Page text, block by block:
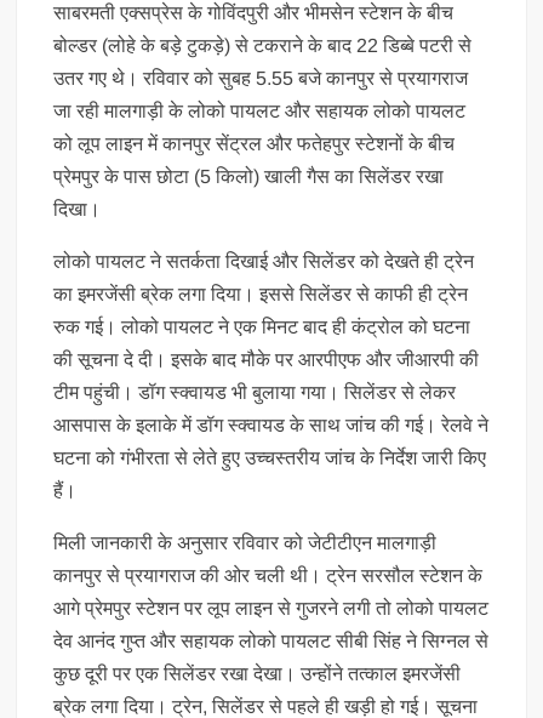
साबरमती एक्सप्रेस के गोविंदपुरी और भीमसेन स्टेशन के बीच
बोल्डर (लोहे के बड़े टुकड़े) से टकराने के बाद 22 डिब्‍बे पटरी से
उतर गए थे। रविवार को सुबह 5.55 बजे कानपुर से प्रयागराज
जा रही मालगाड़ी के लोको पायलट और सहायक लोको पायलट
को लूप लाइन में कानपुर सेंट्रल और फतेहपुर स्टेशनों के बीच
प्रेमपुर के पास छोटा (5 किलो) खाली गैस का सिलेंडर रखा
दिखा।
लोको पायलट ने सतर्कता दिखाई और सिलेंडर को देखते ही ट्रेन
का इमरजेंसी ब्रेक लगा दिया। इससे सिलेंडर से काफी ही ट्रेन
रुक गई। लोको पायलट ने एक मिनट बाद ही कंट्रोल को घटना
की सूचना दे दी। इसके बाद मौके पर आरपीएफ और जीआरपी की
टीम पहुंची। डॉग स्क्वायड भी बुलाया गया। सिलेंडर से लेकर
आसपास के इलाके में डॉग स्क्वायड के साथ जांच की गई। रेलवे ने
घटना को गंभीरता से लेते हुए उच्चस्तरीय जांच के निर्देश जारी किए
हैं।
मिली जानकारी के अनुसार रविवार को जेटीटीएन मालगाड़ी
कानपुर से प्रयागराज की ओर चली थी। ट्रेन सरसौल स्टेशन के
आगे प्रेमपुर स्टेशन पर लूप लाइन से गुजरने लगी तो लोको पायलट
देव आनंद गुप्त और सहायक लोको पायलट सीबी सिंह ने सिग्नल से
कुछ दूरी पर एक सिलेंडर रखा देखा। उन्‍होंने तत्काल इमरजेंसी
ब्रेक लगा दिया। ट्रेन, सिलेंडर से पहले ही खड़ी हो गई। सूचना